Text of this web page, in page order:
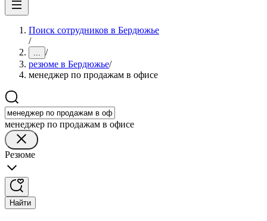
Поиск сотрудников в Бердюжье
/
... /
резюме в Бердюжье/
менеджер по продажам в офисе
менеджер по продажам в офисе
Резюме
Найти